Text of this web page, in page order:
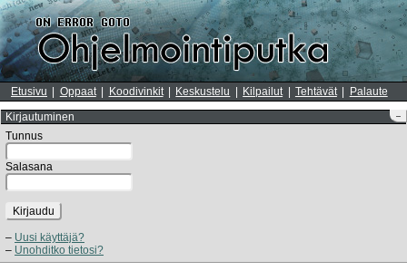
Etusivu Oppaat Koodivinkit Keskustelu Kilpailut Tehtävät Palaute
–
Kirjautuminen
Tunnus
Salasana
Kirjaudu
Uusi käyttäjä?
Unohditko tietosi?